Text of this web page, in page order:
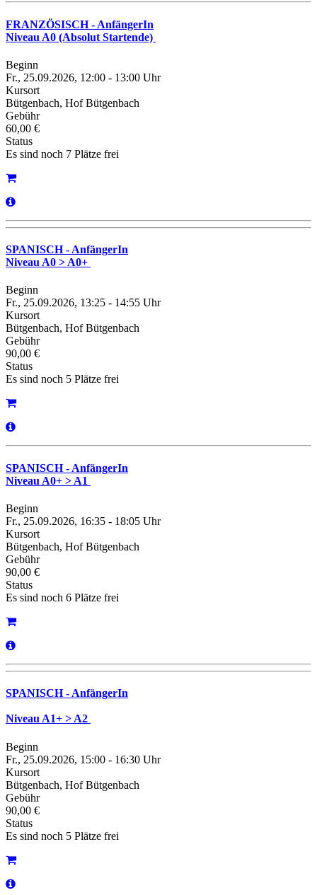
FRANZÖSISCH - AnfängerIn
Niveau A0 (Absolut Startende)
Beginn
Fr., 25.09.2026, 12:00 - 13:00 Uhr
Kursort
Bütgenbach, Hof Bütgenbach
Gebühr
60,00 €
Status
Es sind noch 7 Plätze frei
SPANISCH - AnfängerIn
Niveau A0 > A0+
Beginn
Fr., 25.09.2026, 13:25 - 14:55 Uhr
Kursort
Bütgenbach, Hof Bütgenbach
Gebühr
90,00 €
Status
Es sind noch 5 Plätze frei
SPANISCH - AnfängerIn
Niveau A0+ > A1
Beginn
Fr., 25.09.2026, 16:35 - 18:05 Uhr
Kursort
Bütgenbach, Hof Bütgenbach
Gebühr
90,00 €
Status
Es sind noch 6 Plätze frei
SPANISCH - AnfängerIn
Niveau A1+ > A2
Beginn
Fr., 25.09.2026, 15:00 - 16:30 Uhr
Kursort
Bütgenbach, Hof Bütgenbach
Gebühr
90,00 €
Status
Es sind noch 5 Plätze frei